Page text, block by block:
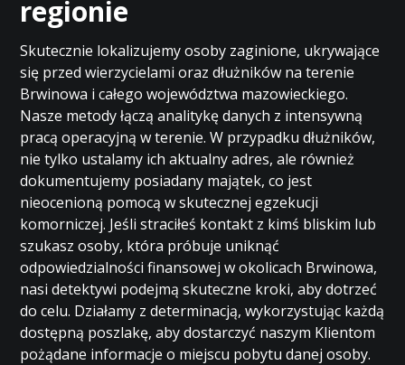
regionie
Skutecznie lokalizujemy osoby zaginione, ukrywające
się przed wierzycielami oraz dłużników na terenie
Brwinowa i całego województwa mazowieckiego.
Nasze metody łączą analitykę danych z intensywną
pracą operacyjną w terenie. W przypadku dłużników,
nie tylko ustalamy ich aktualny adres, ale również
dokumentujemy posiadany majątek, co jest
nieocenioną pomocą w skutecznej egzekucji
komorniczej. Jeśli straciłeś kontakt z kimś bliskim lub
szukasz osoby, która próbuje uniknąć
odpowiedzialności finansowej w okolicach Brwinowa,
nasi detektywi podejmą skuteczne kroki, aby dotrzeć
do celu. Działamy z determinacją, wykorzystując każdą
dostępną poszlakę, aby dostarczyć naszym Klientom
pożądane informacje o miejscu pobytu danej osoby.